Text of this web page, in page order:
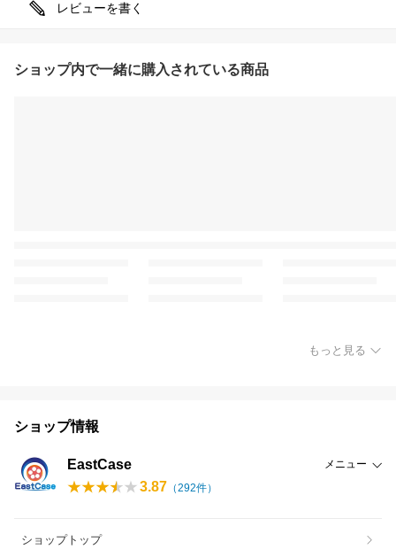
レビューを書く
ショップ内で一緒に購入されている商品
もっと見る
ショップ情報
EastCase メニュー
3.87 （292件）
ショップトップ